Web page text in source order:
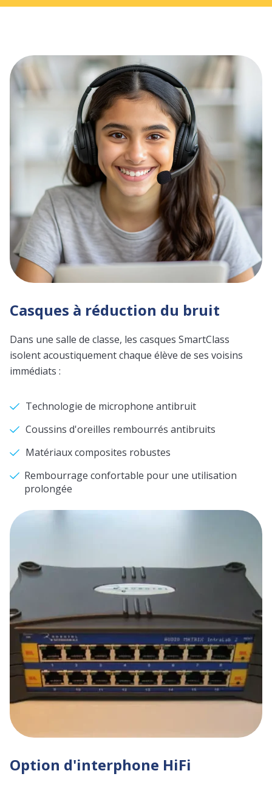
Casques à réduction du bruit
Dans une salle de classe, les casques SmartClass
isolent acoustiquement chaque élève de ses voisins
immédiats :
Technologie de microphone antibruit
Coussins d'oreilles rembourrés antibruits
Matériaux composites robustes
Rembourrage confortable pour une utilisation
prolongée
Option d'interphone HiFi